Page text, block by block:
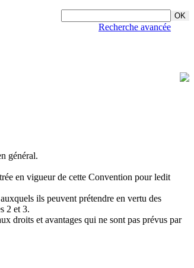
Recherche avancée
général.
en vigueur de cette Convention pour ledit
ils peuvent prétendre en vertu des
2 et 3.
droits et avantages qui ne sont pas prévus par